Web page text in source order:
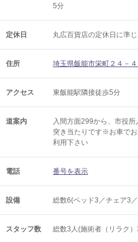
5分
定休日 丸広百貨店の定休日に準
住所 埼玉県飯能市栄町２４－
アクセス 東飯能駅隣接徒歩5分
道案内
入間方面299から、市役所
突き当たりです※お車で
利用下さい
電話 番号を表示
設備 総数6(ベッド3／チェア3
スタッフ数 総数3人(施術者（リラク